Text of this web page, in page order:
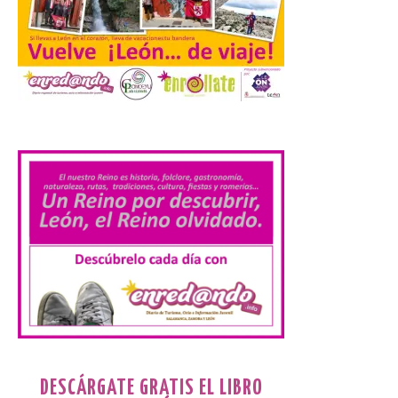
observar el eclipse con seguridad León, 7
de agosto de 2026. La programación […]
Laciana comienza su
del 12 de agosto
7 Ago 2026
agosto, tanto el público
infantil como el adulto
pudo disfrutar de un
planetario que se instaló
en el polideportivo municipal, con pases
de mañana dedicados preferentemente al
DESCÁRGATE GRATIS EL LIBRO